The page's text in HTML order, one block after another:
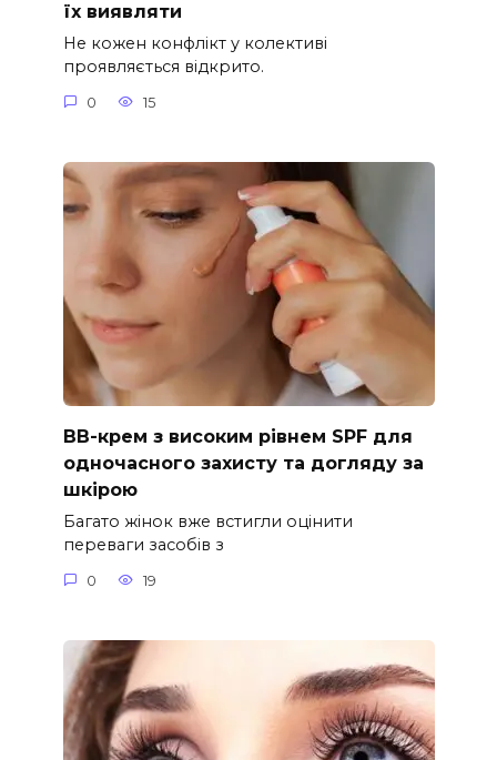
їх виявляти
Не кожен конфлікт у колективі
проявляється відкрито.
0 15
ВВ-крем з високим рівнем SPF для
одночасного захисту та догляду за
шкірою
Багато жінок вже встигли оцінити
переваги засобів з
0 19